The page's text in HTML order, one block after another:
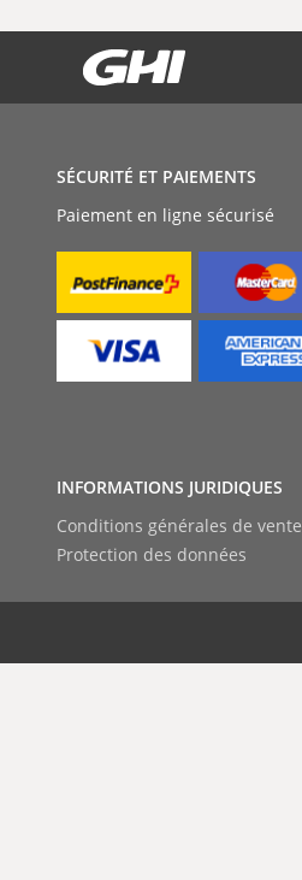
Protection des données
Conditions générales de vente
INFORMATIONS JURIDIQUES
Paiement en ligne sécurisé
SÉCURITÉ ET PAIEMENTS